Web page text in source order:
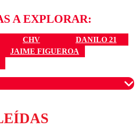
A EXPLORAR:
CHV
DANILO 21
JAIME FIGUEROA
son moderados para garantizar un
diálogo respetuoso.